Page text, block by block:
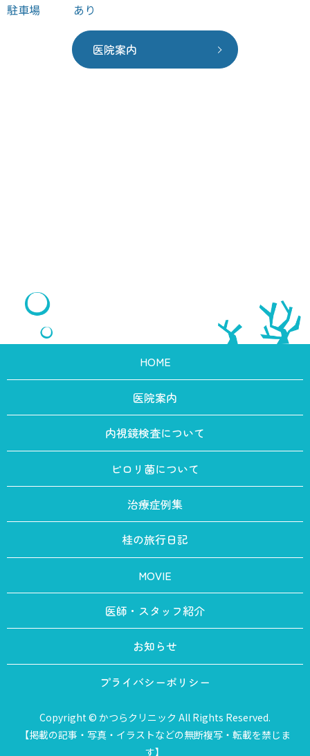
駐車場
あり
医院案内
HOME
医院案内
内視鏡検査について
ピロリ菌について
治療症例集
桂の旅行日記
MOVIE
医師・スタッフ紹介
お知らせ
プライバシーポリシー
Copyright © かつらクリニック All Rights Reserved.
【掲載の記事・写真・イラストなどの無断複写・転載を禁じま
す】